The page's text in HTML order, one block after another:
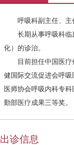
呼吸科副主任、主任
长期从事呼吸科临床
化）的诊治。
目前担任中国医疗保
健国际交流促进会呼
医师协会呼吸内科专
勤部医疗成果三等奖。
出诊信息